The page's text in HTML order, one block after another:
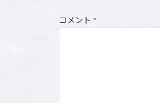
コメント *